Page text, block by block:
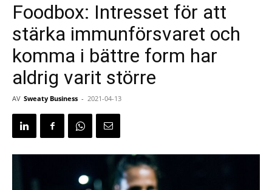
Foodbox: Intresset för att
stärka immunförsvaret och
komma i bättre form har
aldrig varit större
AV Sweaty Business - 2021-04-13